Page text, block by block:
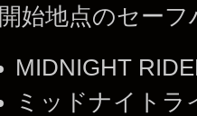
開始地点のセー
MIDNIGHT
ミッドナイト